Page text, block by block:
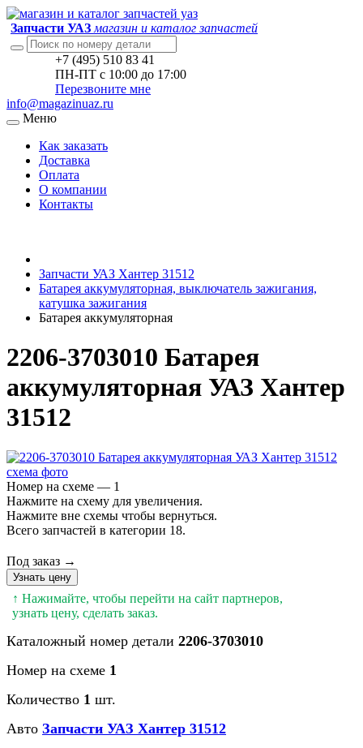
Запчасти УАЗ магазин и каталог запчастей
+7 (495) 510 83 41
ПН-ПТ с 10:00 до 17:00
Перезвоните мне
info@magazinuaz.ru
Меню
Как заказать
Доставка
Оплата
О компании
Контакты
Запчасти УАЗ Хантер 31512
Батарея аккумуляторная, выключатель зажигания,
катушка зажигания
Батарея аккумуляторная
2206-3703010 Батарея
аккумуляторная УАЗ Хантер
31512
Номер на схеме — 1
Нажмите на схему для увеличения.
Нажмите вне схемы чтобы вернуться.
Всего запчастей в категории 18.
Под заказ →
Узнать цену
↑ Нажимайте, чтобы перейти на сайт партнеров,
узнать цену, сделать заказ.
Каталожный номер детали 2206-3703010
Номер на схеме 1
Количество 1 шт.
Авто Запчасти УАЗ Хантер 31512